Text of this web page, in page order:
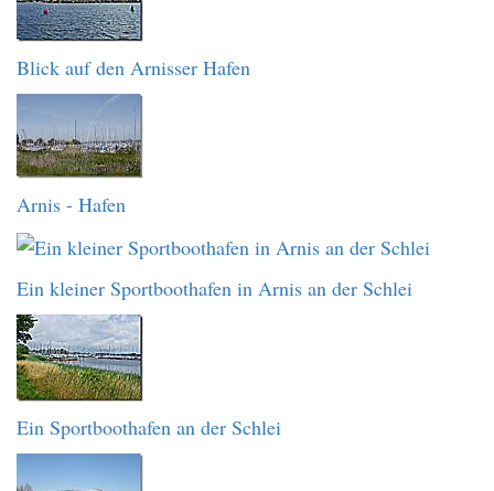
Blick auf den Arnisser Hafen
Arnis - Hafen
Ein kleiner Sportboothafen in Arnis an der Schlei
Ein Sportboothafen an der Schlei